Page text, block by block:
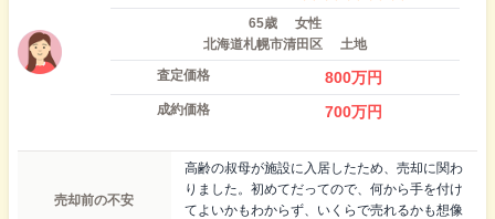
65歳
女性
北海道札幌市清田区
土地
査定価格
800万円
成約価格 700万円
売却前の不安
高齢の叔母が施設に入居したため、売却に関わ
りました。初めてだってので、何から手を付け
てよいかもわからず、いくらで売れるかも想像